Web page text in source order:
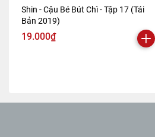
Shin - Cậu Bé Bút Chì - Tập 17 (Tái
Bản 2019)
19.000₫